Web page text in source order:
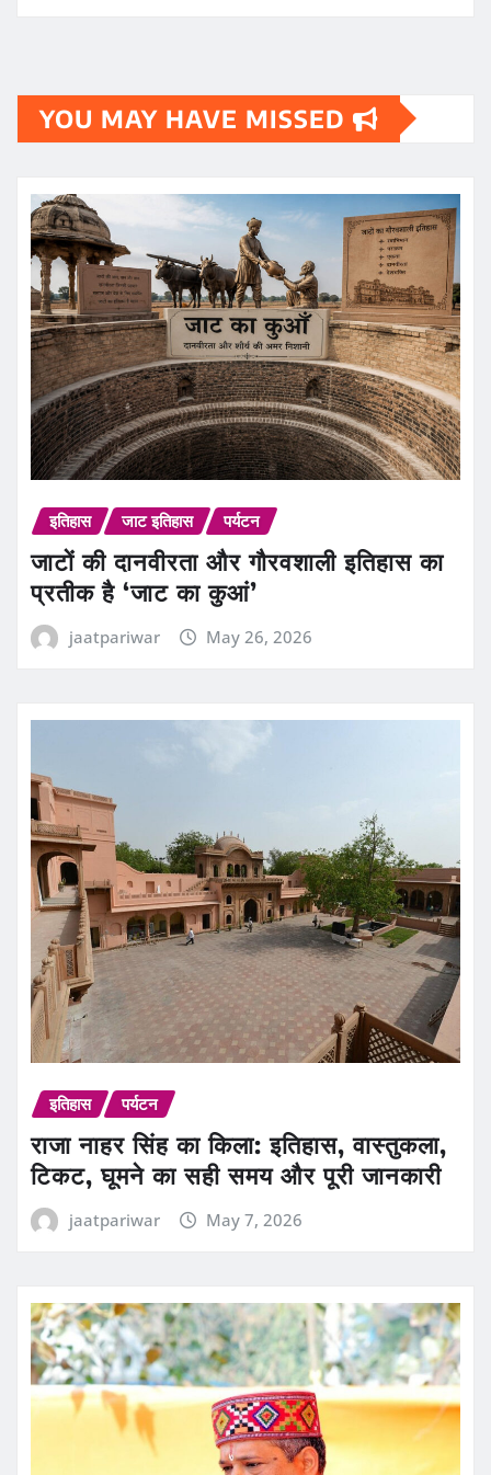
YOU MAY HAVE MISSED
इतिहास जाट इतिहास पर्यटन
जाटों की दानवीरता और गौरवशाली इतिहास का
प्रतीक है ‘जाट का कुआं’
jaatpariwar May 26, 2026
इतिहास पर्यटन
राजा नाहर सिंह का किला: इतिहास, वास्तुकला,
टिकट, घूमने का सही समय और पूरी जानकारी
jaatpariwar May 7, 2026